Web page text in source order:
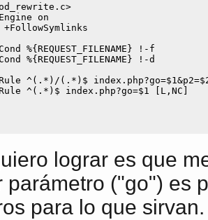
on
+FollowSymlinks
%{REQUEST_FILENAME} !-f
%{REQUEST_FILENAME} !-d
^(.*)/(.*)$
^(.*)$ index.php?go=$1 [L,NC]
lograr es que
parámetro ("go") es
para lo que sirvan.